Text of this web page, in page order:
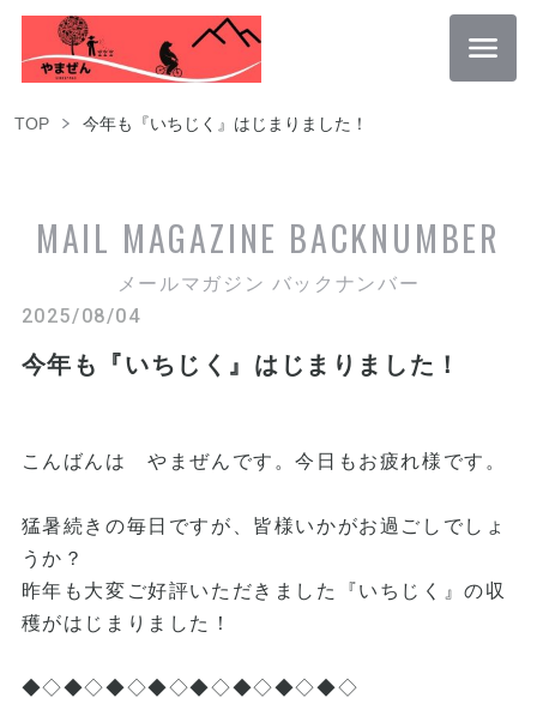
TOP 今年も『いちじく』はじまりました！
MAIL MAGAZINE BACKNUMBER
メールマガジン バックナンバー
2025/08/04
今年も『いちじく』はじまりました！
こんばんは やまぜんです。今日もお疲れ様です。
猛暑続きの毎日ですが、皆様いかがお過ごしでしょ
うか？
昨年も大変ご好評いただきました『いちじく』の収
穫がはじまりました！
◆◇◆◇◆◇◆◇◆◇◆◇◆◇◆◇